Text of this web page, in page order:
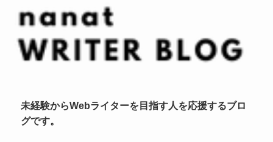
未経験からWebライターを目指す人を応援するブロ
グです。